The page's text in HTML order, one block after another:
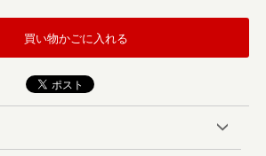
買い物かごに入れる